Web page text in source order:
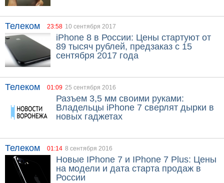
Телеком 23:58 10 сентября 2017
iPhone 8 в России: Цены стартуют от
89 тысяч рублей, предзаказ с 15
сентября 2017 года
Телеком 01:09 25 сентября 2016
Разъем 3,5 мм своими руками:
Владельцы iPhone 7 сверлят дырки в
новых гаджетах
Телеком 01:14 8 сентября 2016
Новые IPhone 7 и IPhone 7 Plus: Цены
на модели и дата старта продаж в
России